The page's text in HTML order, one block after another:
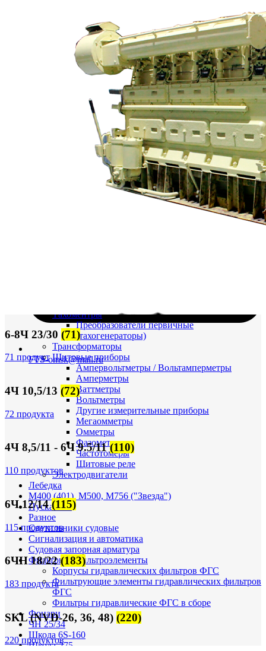
+7 (913) 672-49-54
FTS-omsk@mail.ru
Автоматы, выключатели, переключатели, вилки,
Автоматы защиты сети
Вилки
Выключатели
Панели
Розетки
Соединительные коробки
Аппаратура связи, оповещения
Звукосигнальная аппаратура
Судовая телефония
Контакторы
Приборы давления
Датчики реле давления
Индикаторы давления
Максиметры
Приемники давления
Тахоментры
Преобразователи первичные
(тахогенераторы)
Трансформаторы
Щитовые приборы
Ампервольтметры / Вольтамперметры
Амперметры
Ваттметры
Вольтметры
Другие измерительные приборы
Мегаомметры
Омметры
Фазометры
Частотомеры
Щитовые реле
Электродвигатели
Лебедка
М400 (401), М500, М756 ("Звезда")
Пускатели
Разное
Светильники судовые
Сигнализация и автоматика
Судовая запорная арматура
Фильтры и фильтроэлементы
Корпусы гидравлических фильтров ФГС
Фильтрующие элементы гидравлических фильтров
ФГС
Фильтры гидравлические ФГС в сборе
Фонари
ЧН 25/34
Шкода 6S-160
Шкода-275
Обратный звонок
Оставьте заявку и мы свяжемся с вами.
Поиск
6-8Ч 23/30 (71)
71 продукт
4Ч 10,5/13 (72)
72 продукта
4Ч 8,5/11 - 6Ч 9.5/11(110)
110 продуктов
6Ч 12/14(115)
115 продуктов
6ЧН 18/22(183)
183 продукта
SKL (NVD-26, 36, 48) (220)
220 продуктов